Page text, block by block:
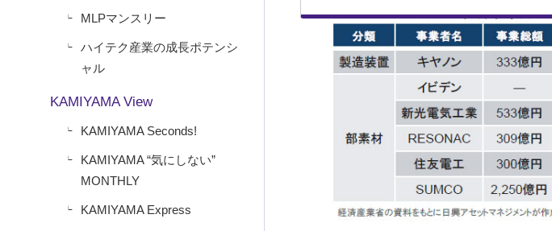
MLPマンスリー
ハイテク産業の成長ポテンシ
ャル
KAMIYAMA View
KAMIYAMA Seconds!
KAMIYAMA “気にしない”
MONTHLY
KAMIYAMA Express